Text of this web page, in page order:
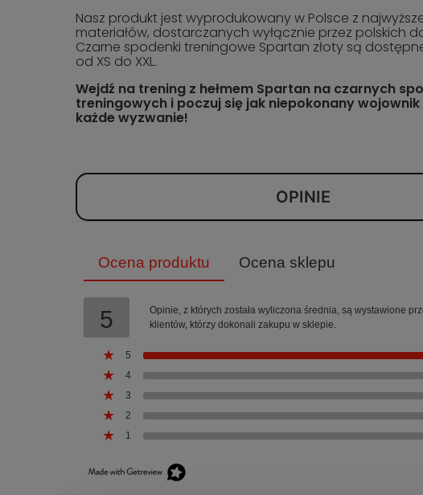
Nasz produkt jest wyprodukowany w Polsce z
materiałów, dostarczanych wyłącznie przez polskich
Czarne spodenki treningowe Spartan złoty są
od XS do XXL.
Wejdź na trening z hełmem Spartan na czarnych
treningowych i poczuj się jak niepokonany
każde wyzwanie!
OPINIE
Ocena produktu Ocena sklepu
5
Opinie, z których została wyliczona średnia, są wystawione
klientów, którzy dokonali zakupu w sklepie.
5
4
3
2
1